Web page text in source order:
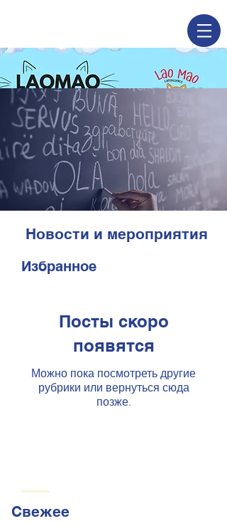
Новости и мероприятия
Избранное
Посты скоро
появятся
Можно пока посмотреть другие
рубрики или вернуться сюда
позже.
Свежее